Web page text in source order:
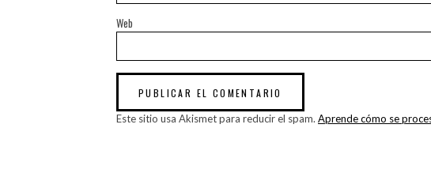
Web
Este sitio usa Akismet para reducir el spam. Aprende cómo se